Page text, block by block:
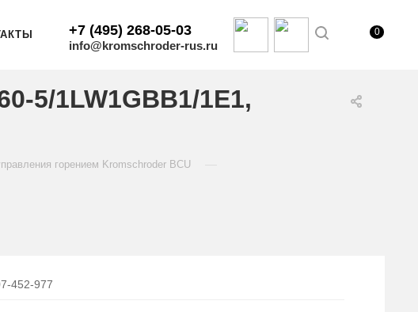
+7 (495) 268-05-03
info@kromschroder-rus.ru
0
5/1LW1GBB1/1E1,
горением Kromschroder BCU
452-977